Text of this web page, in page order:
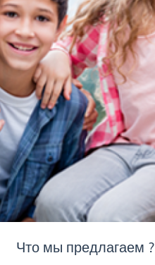
Что мы предлагаем ?